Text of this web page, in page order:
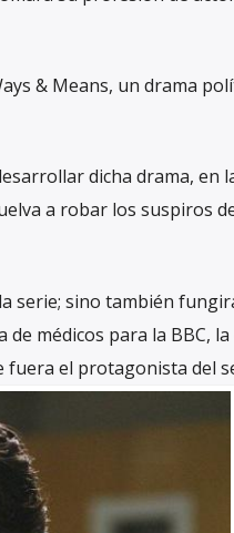
& Means, un drama
dicha drama, en
a robar los suspiros
serie; sino también
médicos para la BBC, la
el protagonista del